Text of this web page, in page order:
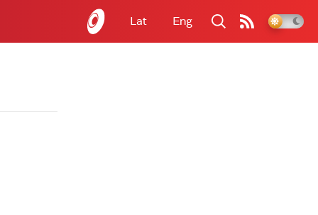
Lat Eng